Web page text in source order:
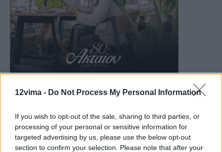
12vima - Do Not Process My Personal Information
If you wish to opt-out of the sale, sharing to third parties, or
processing of your personal or sensitive information for
targeted advertising by us, please use the below opt-out
section to confirm your selection. Please note that after your